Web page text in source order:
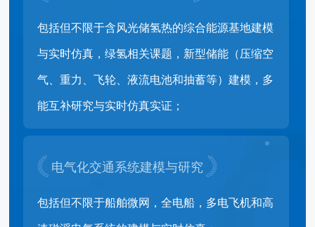
包括但不限于含风光储氢热的综合能源基地建模
与实时仿真，绿氢相关课题，新型储能（压缩空
气、重力、飞轮、液流电池和抽蓄等）建模，多
能互补研究与实时仿真实证；
电气化交通系统建模与研究
包括但不限于船舶微网，全电船，多电飞机和高